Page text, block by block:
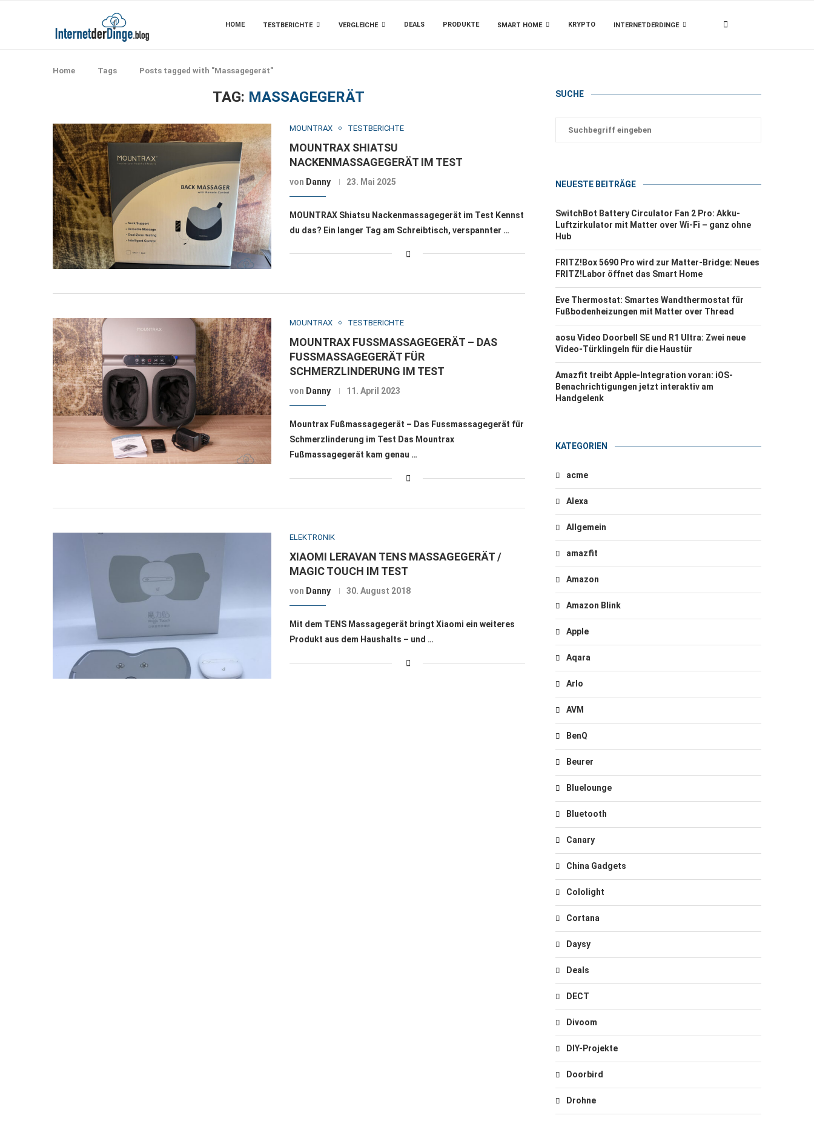
HOME TESTBERICHTE VERGLEICHE DEALS PRODUKTE SMART HOME KRYPTO INTERNETDERDINGE
Home Tags Posts tagged with "Massagegerät"
TAG: MASSAGEGERÄT
MOUNTRAX TESTBERICHTE
MOUNTRAX SHIATSU
NACKENMASSAGEGERÄT IM TEST
von Danny 23. Mai 2025
MOUNTRAX Shiatsu Nackenmassagegerät im Test Kennst
du das? Ein langer Tag am Schreibtisch, verspannter …
MOUNTRAX TESTBERICHTE
MOUNTRAX FUSSMASSAGEGERÄT – DAS F
USSMASSAGEGERÄT FÜR SC
HMERZLINDERUNG IM TEST
von Danny 11. April 2023
Mountrax Fußmassagegerät – Das Fussmassagegerät für
Schmerzlinderung im Test Das Mountrax
Fußmassagegerät kam genau …
ELEKTRONIK
XIAOMI LERAVAN TENS MASSAGEGERÄT /
MAGIC TOUCH IM TEST
von Danny 30. August 2018
Mit dem TENS Massagegerät bringt Xiaomi ein weiteres
Produkt aus dem Haushalts – und …
SUCHE
NEUESTE BEITRÄGE
SwitchBot Battery Circulator Fan 2 Pro: Akku-
Luftzirkulator mit Matter over Wi-Fi – ganz ohne
Hub
FRITZ!Box 5690 Pro wird zur Matter-Bridge: Neues
FRITZ!Labor öffnet das Smart Home
Eve Thermostat: Smartes Wandthermostat für
Fußbodenheizungen mit Matter over Thread
aosu Video Doorbell SE und R1 Ultra: Zwei neue
Video-Türklingeln für die Haustür
Amazfit treibt Apple-Integration voran: iOS-
Benachrichtigungen jetzt interaktiv am
Handgelenk
KATEGORIEN
acme
Alexa
Allgemein
amazfit
Amazon
Amazon Blink
Apple
Aqara
Arlo
AVM
BenQ
Beurer
Bluelounge
Bluetooth
Canary
China Gadgets
Cololight
Cortana
Daysy
Deals
DECT
Divoom
DIY-Projekte
Doorbird
Drohne